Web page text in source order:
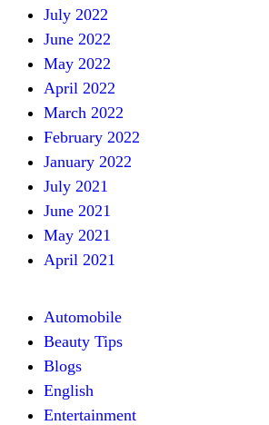
July 2022
June 2022
May 2022
April 2022
March 2022
February 2022
January 2022
July 2021
June 2021
May 2021
April 2021
Automobile
Beauty Tips
Blogs
English
Entertainment